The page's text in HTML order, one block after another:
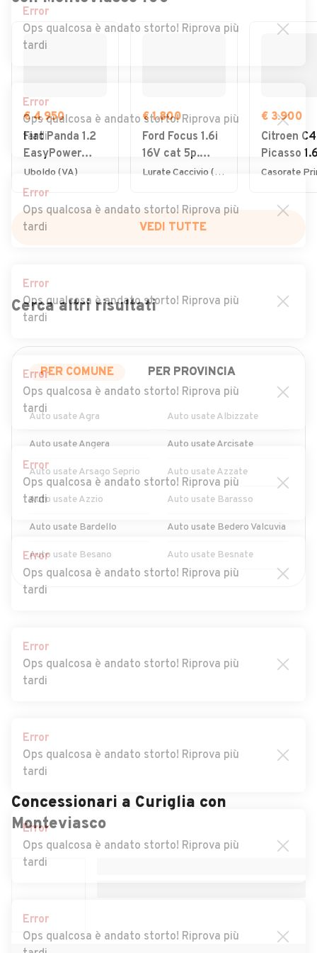
€ 4.950
Fiat Panda 1.2
EasyPower
Lounge
Uboldo (VA)
€ 1.800
Ford Focus 1.6i
16V cat 5p.
Ambiente
Lurate Caccivio (CO)
€ 3.900
Citroen C4
Picasso
7posti
VEDI TUTTE
Cerca altri risultati
PER COMUNE PER PROVINCIA
Auto usate Agra Auto usate Albizzate
Auto usate Angera Auto usate Arcisate
Auto usate Arsago Seprio Auto usate Azzate
Auto usate Azzio Auto usate Barasso
Auto usate Bardello Auto usate Bedero Valcuvia
Auto usate Besano Auto usate Besnate
Auto usate Besozzo
Auto usate Brebbia
Auto usate Brenta
Auto usate Brezzo di
Auto usate Brunello Auto usate Brusimpiano
Auto usate Buguggiate Auto usate Busto Arsizio
Auto usate Cadegliano-
Viconago
Auto usate Cairate
Auto usate Carnago
Auto usate Caronno
Concessionari a
Monteviasco
Error
Ops qualcosa è andato storto! Riprova più
tardi
Error
Ops qualcosa è andato storto! Riprova più
tardi
Error
Ops qualcosa è andato storto! Riprova più
tardi
Error
Ops qualcosa è andato storto! Riprova più
tardi
Error
Ops qualcosa è andato storto! Riprova più
tardi
Error
Ops qualcosa è andato storto! Riprova più
tardi
Error
Ops qualcosa è andato storto! Riprova più
tardi
Error
Ops qualcosa è andato storto! Riprova più
tardi
Error
Ops qualcosa è andato storto! Riprova più
tardi
Error
Ops qualcosa è andato storto! Riprova più
tardi
Error
Ops qualcosa è andato storto! Riprova più